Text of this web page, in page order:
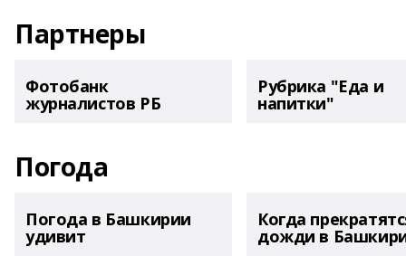
Партнеры
Фотобанк
журналистов РБ
Рубрика "Еда и
напитки"
Погода
Погода в Башкирии
удивит
Когда
дожди в